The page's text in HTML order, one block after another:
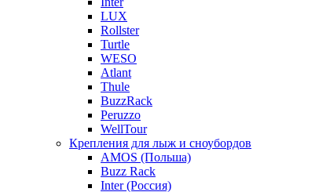
LUX
Rollster
Turtle
WESO
Atlant
Thule
BuzzRack
Peruzzo
WellTour
Крепления для лыж и сноубордов
AMOS (Польша)
Buzz Rack
Inter (Россия)